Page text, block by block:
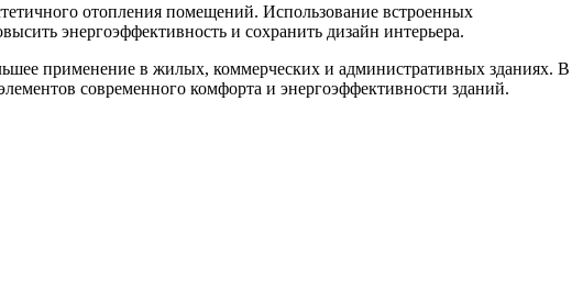
отопления помещений. Использование встроенных
энергоэффективность и сохранить дизайн интерьера.
применение в жилых, коммерческих и административных зданиях. В
современного комфорта и энергоэффективности зданий.